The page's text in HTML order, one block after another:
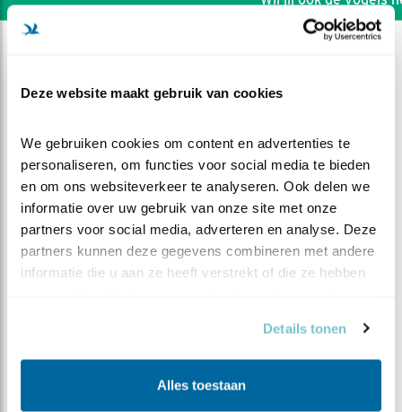
Deze website maakt gebruik van cookies
We gebruiken cookies om content en advertenties te
personaliseren, om functies voor social media te bieden
en om ons websiteverkeer te analyseren. Ook delen we
informatie over uw gebruik van onze site met onze
partners voor social media, adverteren en analyse. Deze
partners kunnen deze gegevens combineren met andere
informatie die u aan ze heeft verstrekt of die ze hebben
Details tonen
Alles toestaan
Kuiken nacht